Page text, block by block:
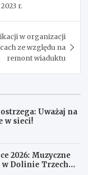
r.
w organizacji
ze względu na
remont wiaduktu
Uważaj na
w sieci!
2026: Muzyczne
w Dolinie Trzech